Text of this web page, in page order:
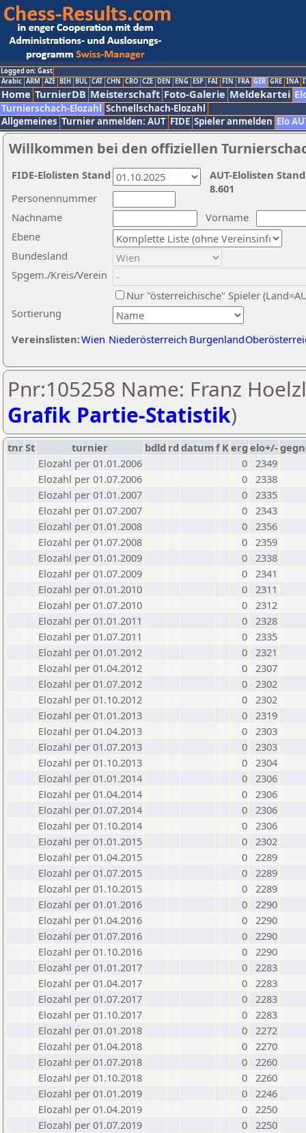
Logged on: Gast
Arabic ARM AZE BIH BUL CAT CHN CRO CZE DEN ENG ESP FAI FIN FRA GER GRE INA
Home TurnierDB Meisterschaft Foto-Galerie Meldekartei
Turnierschach-Elozahl Schnellschach-Elozahl
Allgemeines Turnier anmelden: AUT FIDE Spieler anmelden Elo
Willkommen bei den offiziellen
Nachname
Vorname
Ebene
Sortierung
Personennummer
Bundesland
Spgem./Kreis/Verein
Nur "österreichische" Spieler
Vereinslisten:Wien Niederösterreich Burgenland
AUT-Elolisten
8.601
FIDE-Elolisten Stand
Pnr:105258 Name: Franz
Grafik Partie-Statistik)
tnrSt turnier bdld rd datumf Kerg elo+/-
Elozahl per 01.01.2006
0 2349
Elozahl per 01.07.2006
0 2338
Elozahl per 01.01.2007
0 2335
Elozahl per 01.07.2007
0 2343
Elozahl per 01.01.2008
0 2356
Elozahl per 01.07.2008
0 2359
Elozahl per 01.01.2009
0 2338
Elozahl per 01.07.2009
0 2341
Elozahl per 01.01.2010
0 2311
Elozahl per 01.07.2010
0 2312
Elozahl per 01.01.2011
0 2328
Elozahl per 01.07.2011
0 2335
Elozahl per 01.01.2012
0 2321
Elozahl per 01.04.2012
0 2307
Elozahl per 01.07.2012
0 2302
Elozahl per 01.10.2012
0 2302
Elozahl per 01.01.2013
0 2319
Elozahl per 01.04.2013
0 2303
Elozahl per 01.07.2013
0 2303
Elozahl per 01.10.2013
0 2304
Elozahl per 01.01.2014
0 2306
Elozahl per 01.04.2014
0 2306
Elozahl per 01.07.2014
0 2306
Elozahl per 01.10.2014
0 2306
Elozahl per 01.01.2015
0 2302
Elozahl per 01.04.2015
0 2289
Elozahl per 01.07.2015
0 2289
Elozahl per 01.10.2015
0 2289
Elozahl per 01.01.2016
0 2290
Elozahl per 01.04.2016
0 2290
Elozahl per 01.07.2016
0 2290
Elozahl per 01.10.2016
0 2290
Elozahl per 01.01.2017
0 2283
Elozahl per 01.04.2017
0 2283
Elozahl per 01.07.2017
0 2283
Elozahl per 01.10.2017
0 2283
Elozahl per 01.01.2018
0 2272
Elozahl per 01.04.2018
0 2270
Elozahl per 01.07.2018
0 2260
Elozahl per 01.10.2018
0 2260
Elozahl per 01.01.2019
0 2246
Elozahl per 01.04.2019
0 2250
Elozahl per 01.07.2019
0 2250